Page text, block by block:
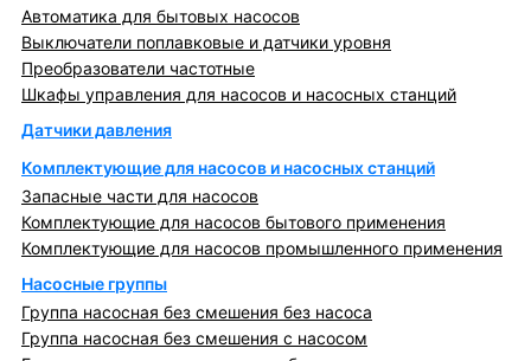
Автоматика для бытовых насосов
Выключатели поплавковые и датчики уровня
Преобразователи частотные
Шкафы управления для насосов и насосных станций
Датчики давления
Комплектующие для насосов и насосных станций
Запасные части для насосов
Комплектующие для насосов бытового применения
Комплектующие для насосов промышленного применения
Насосные группы
Группа насосная без смешения без насоса
Группа насосная без смешения с насосом